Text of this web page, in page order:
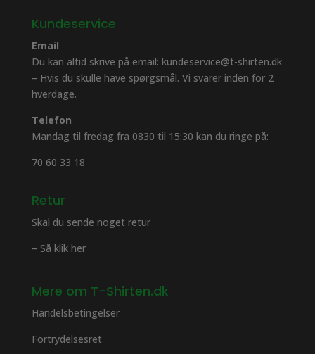
Kundeservice
Email
Du kan altid skrive på email: kundeservice@t-shirten.dk
– Hvis du skulle have spørgsmål. Vi svarer inden for 2
hverdage.
Telefon
Mandag til fredag fra 0830 til 15:30 kan du ringe på:
70 60 33 18
Retur
Skal du sende noget retur
– Så klik her
Mere om T-Shirten.dk
Handelsbetingelser
Fortrydelsesret